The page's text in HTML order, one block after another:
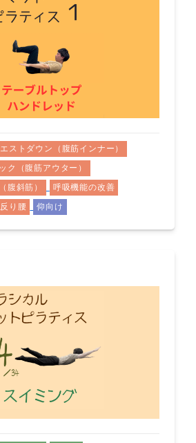
ストダウン（腹筋インナー）
ク（腹筋アウター）
腹斜筋）
呼吸機能の改善
反り腰 仰向け